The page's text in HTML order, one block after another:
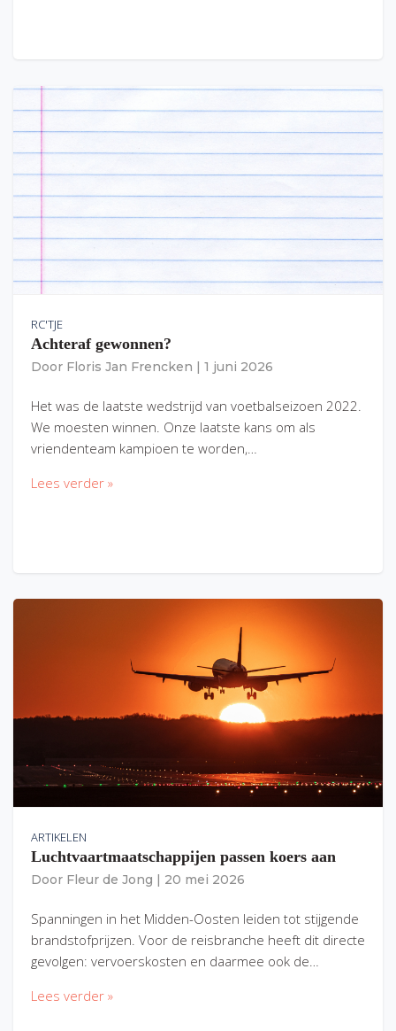
RC'TJE
Achteraf gewonnen?
Door Floris Jan Frencken 1 juni 2026
Het was de laatste wedstrijd van voetbalseizoen 2022.
We moesten winnen. Onze laatste kans om als
vriendenteam kampioen te worden,…
Lees verder »
ARTIKELEN
Luchtvaartmaatschappijen passen koers aan
Door Fleur de Jong 20 mei 2026
Spanningen in het Midden-Oosten leiden tot stijgende
brandstofprijzen. Voor de reisbranche heeft dit directe
gevolgen: vervoerskosten en daarmee ook de…
Lees verder »